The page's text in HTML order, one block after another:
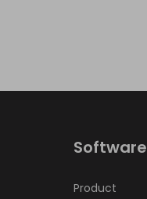
Software
Product